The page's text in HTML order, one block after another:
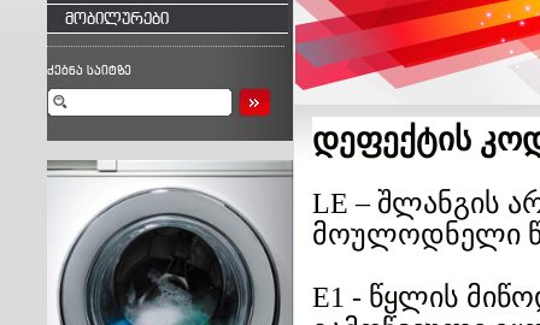
მობილურები
ძებნა საიტზე
დეფექტის
LE –შლანგის
მოულოდნელი
E1 - წყლის